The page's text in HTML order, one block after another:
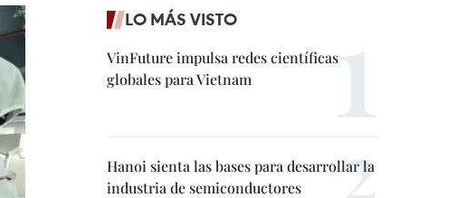
LO MÁS VISTO
VinFuture impulsa redes científicas
globales para Vietnam
Hanoi sienta las bases para desarrollar la
industria de semiconductores